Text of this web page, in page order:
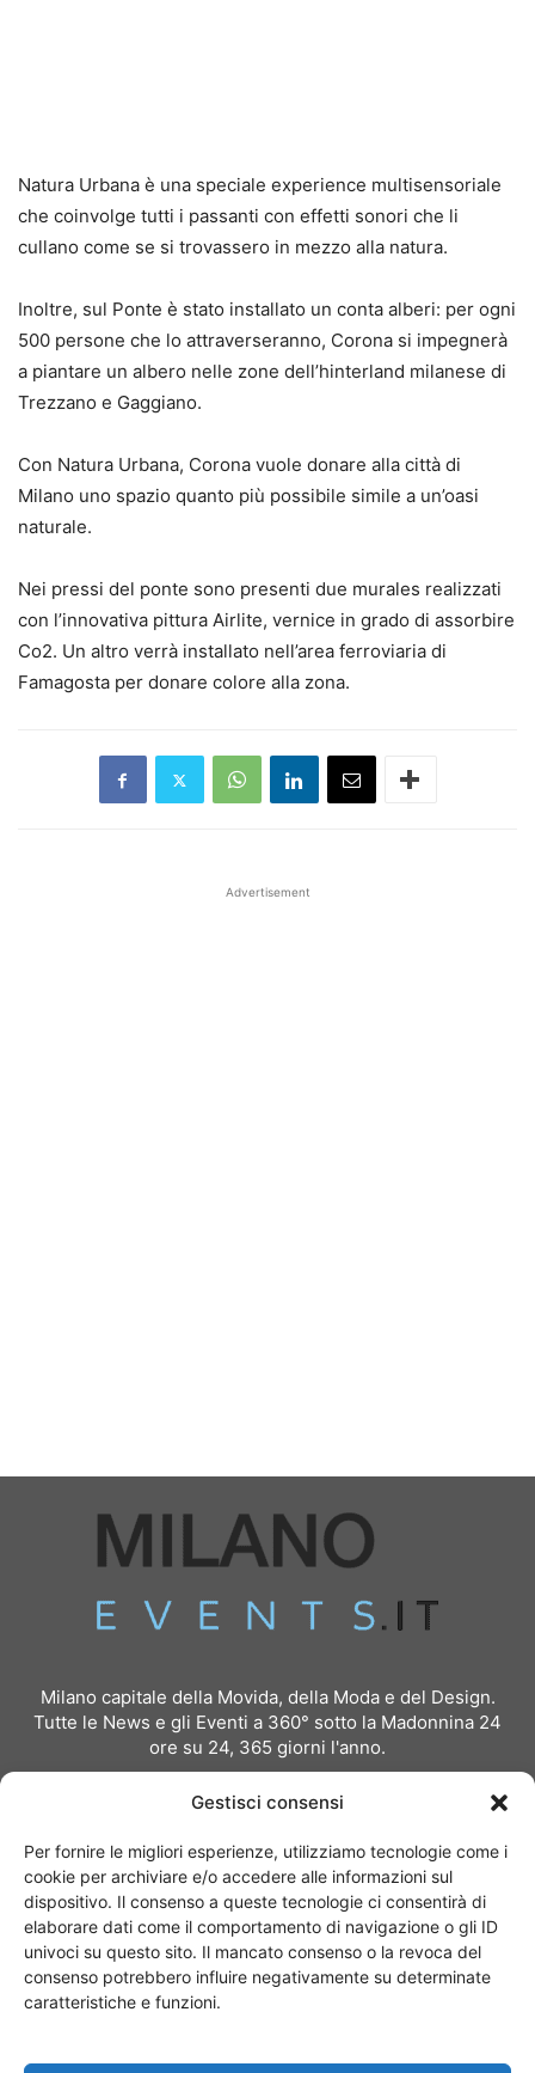
Gestisci consensi
Per fornire le migliori esperienze, utilizziamo tecnologie come i
cookie per archiviare e/o accedere alle informazioni sul
dispositivo. Il consenso a queste tecnologie ci consentirà di
elaborare dati come il comportamento di navigazione o gli ID
univoci su questo sito. Il mancato consenso o la revoca del
consenso potrebbero influire negativamente su determinate
caratteristiche e funzioni.
Natura Urbana è una speciale experience multisensoriale
che coinvolge tutti i passanti con effetti sonori che li
cullano come se si trovassero in mezzo alla natura.
Inoltre, sul Ponte è stato installato un conta alberi: per ogni
500 persone che lo attraverseranno, Corona si impegnerà
a piantare un albero nelle zone dell’hinterland milanese di
Trezzano e Gaggiano.
Con Natura Urbana, Corona vuole donare alla città di
Milano uno spazio quanto più possibile simile a un’oasi
naturale.
Nei pressi del ponte sono presenti due murales realizzati
con l’innovativa pittura Airlite, vernice in grado di assorbire
Co2. Un altro verrà installato nell’area ferroviaria di
Famagosta per donare colore alla zona.
Advertisement
Milano capitale della Movida, della Moda e del Design.
Tutte le News e gli Eventi a 360° sotto la Madonnina 24
ore su 24, 365 giorni l'anno.
Per inviare comunicati stampa:redazione@milanoevents.it
Per richiedere pubblicità e partnership:
pubblicita@milanoevents.it
SEGUICI